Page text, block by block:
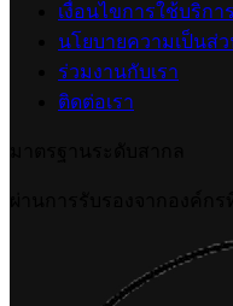
ปรับแต่งการแสดงผลคูปอง
2026-07-24 17:50:54